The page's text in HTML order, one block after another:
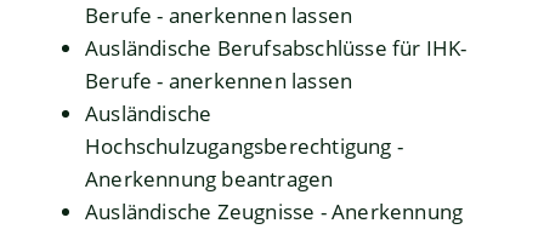
Berufe - anerkennen lassen
Ausländische Berufsabschlüsse für IHK-
Berufe - anerkennen lassen
Ausländische
Hochschulzugangsberechtigung -
Anerkennung beantragen
Ausländische Zeugnisse - Anerkennung